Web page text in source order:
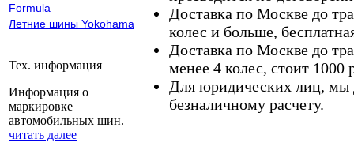
Formula
Летние шины Yokohama
Тех. информация
Информация о
маркировке
автомобильных шин.
читать далее
Доставка по Москве до
колес и больше,
Доставка по Москве до
менее 4 колес, стоит 1000
Для юридических лиц, мы
безналичному расчету.